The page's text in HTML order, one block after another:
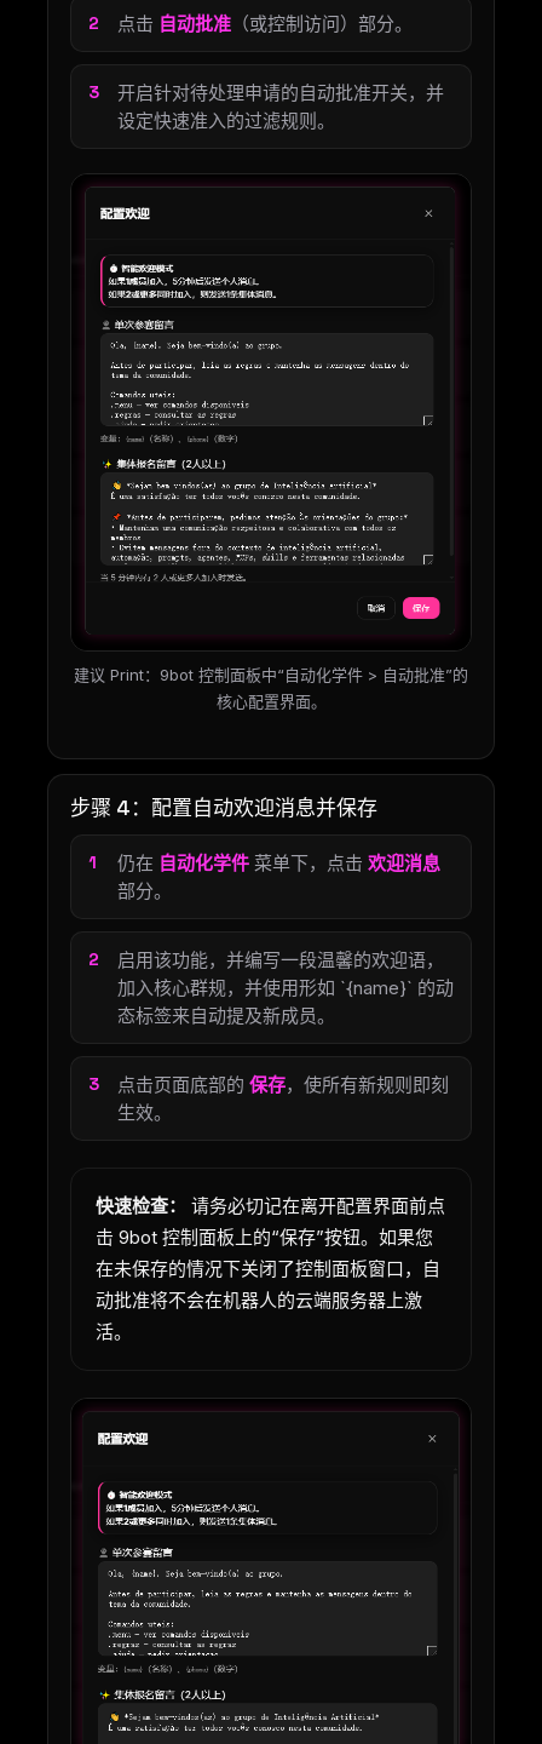
点击 自动批准（或控制访问）部分。
开启针对待处理申请的自动批准开关，并
设定快速准入的过滤规则。
建议 Print：9bot 控制面板中“自动化学件 > 自动批准”的
核心配置界面。
步骤 4：配置自动欢迎消息并保存
仍在 自动化学件菜单下，点击 欢迎消息
部分。
启用该功能，并编写一段温馨的欢迎语，
加入核心群规，并使用形如 `{name}` 的动
态标签来自动提及新成员。
点击页面底部的 保存，使所有新规则即刻
生效。
快速检查：
请务必切记在离开配置界面前点
击 9bot 控制面板上的“保存”按钮。如果您
在未保存的情况下关闭了控制面板窗口，自
动批准将不会在机器人的云端服务器上激
活。